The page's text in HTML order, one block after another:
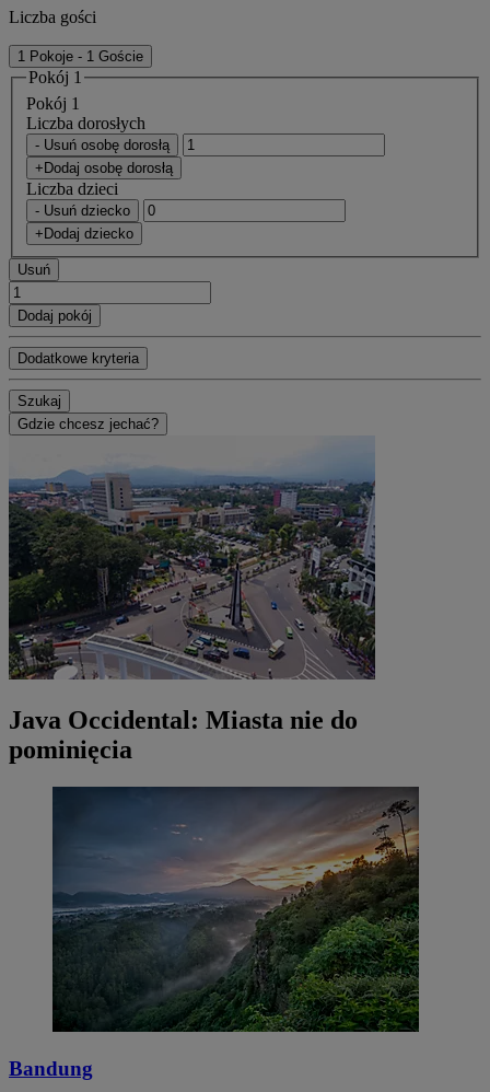
Liczba gości
1 Pokoje - 1 Goście
Pokój 1
Pokój 1
Liczba dorosłych
- Usuń osobę dorosłą
+Dodaj osobę dorosłą
Liczba dzieci
- Usuń dziecko
+Dodaj dziecko
Usuń
Dodaj pokój
Dodatkowe kryteria
Szukaj
Gdzie chcesz jechać?
Java Occidental: Miasta nie do
pominięcia
Bandung